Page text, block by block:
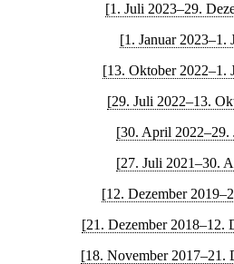
[1. Juli 2023–29.
[1. Januar 2023–1.
[13. Oktober 2022–1.
[29. Juli 2022–13.
[30. April 2022–29.
[27. Juli 2021–30.
[12. Dezember
[21. Dezember 2018–12.
[18. November 2017–21.